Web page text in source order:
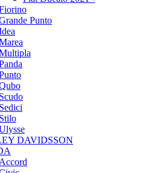
Punto
Scudo
Sedici
Stilo
DAVIDSSON
Accord